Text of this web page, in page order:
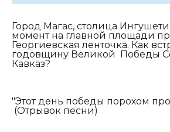
Город Магас, столица
момент на главной площади
Георгиевская ленточка. Как
годовщину Великой Победы
Кавказ?
"Этот день победы
(Отрывок